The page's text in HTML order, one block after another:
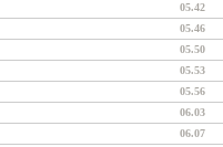
05.42
05.46
05.50
05.53
05.56
06.03
06.07